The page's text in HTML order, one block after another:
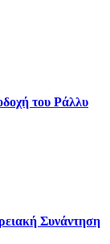
του Ράλλυ
Συνάντηση